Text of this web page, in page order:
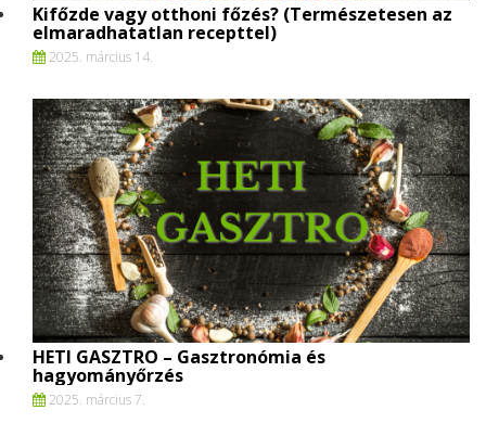
Kifőzde vagy otthoni főzés? (Természetesen az
elmaradhatatlan recepttel)
2025. március 14.
HETI GASZTRO – Gasztronómia és
hagyományőrzés
2025. március 7.